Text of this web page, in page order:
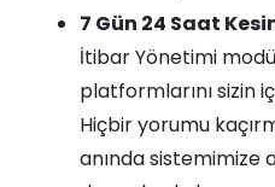
7 Gün 24 Saat
İtibar Yönetimi
platformlarını sizin
Hiçbir yorumu
anında sistemimize